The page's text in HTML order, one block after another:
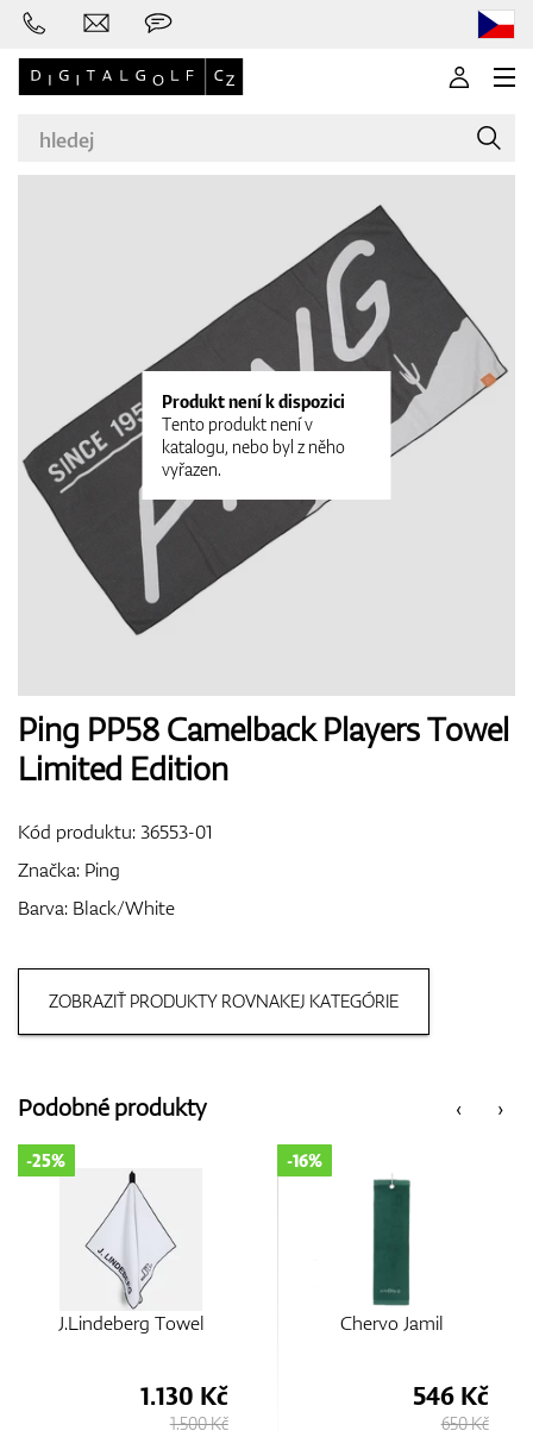
Značky
Golfové hole
Vozíky
GPS/Dálkoměry
Produkt není k dispozici
Tento produkt není v
katalogu, nebo byl z něho
vyřazen.
Ping PP58 Camelback Players Towel
Limited Edition
Kód produktu:36553-01
Značka: Ping
Barva: Black/White
ZOBRAZIŤ PRODUKTY ROVNAKEJ KATEGÓRIE
‹
Podobné produkty ›
J.Lindeberg Towel
-25%
1.130 Kč
1.500 Kč
Chervo Jamil
-16%
546 Kč
650 Kč